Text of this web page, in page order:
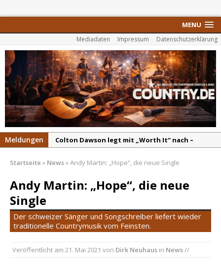
MENU
Mediadaten Impressum Datenschutzerklärung
Meldungen
Colton Dawson legt mit „Worth It“ nach –
Carly Pearce hinterfragt den ständigen
Vergleich mit anderen
Ella Langley schreibt Musikgeschichte:
„Choosin‘ Texas“ gehört zu den größten Hits
aller Zeiten
Talks“ – eine Hymne auf unvergessliche
Startseite » News»Andy Martin: „Hope“, die neue Single
Andy Martin: „Hope“, die neue
Single
Der schweizer Sänger und Songschreiber liefert wieder
traditionelle Countrymusik vom Feinsten.
Veröffentlicht am 21. Mai 2021 von Dirk Neuhaus in News//